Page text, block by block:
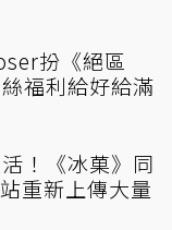
扮《絕區
福利給好給滿
！《冰菓》同
重新上傳大量